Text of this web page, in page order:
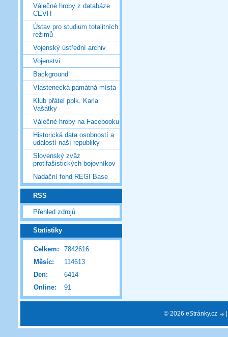
Válečné hroby z databáze
CEVH
Ústav pro studium totalitních
režimů
Vojenský ústřední archiv
Vojenství
Background
Vlastenecká památná místa
Klub přátel pplk. Karla
Vašátky
Válečné hroby na Facebooku
Historická data osobností a
událostí naší republiky
Slovenský zväz
protifašistických bojovníkov
Nadační fond REGI Base
RSS
Přehled zdrojů
Statistiky
Online: 91
Celkem:
7842616
Měsíc:
114613
Den:
6414
© 2026 eStránky.cz